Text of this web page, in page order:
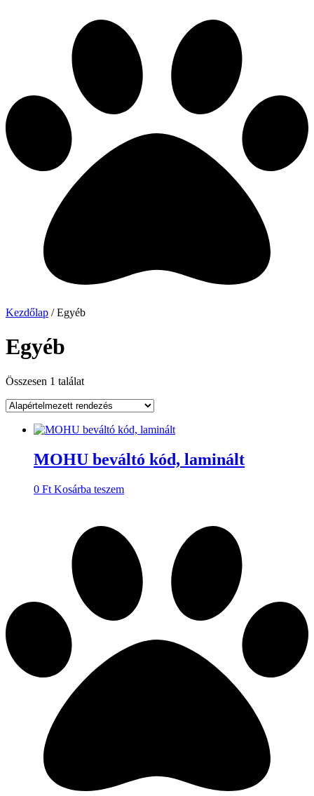
Kezdőlap / Egyéb
Egyéb
Összesen 1 találat
MOHU beváltó kód, laminált
0 Ft Kosárba teszem